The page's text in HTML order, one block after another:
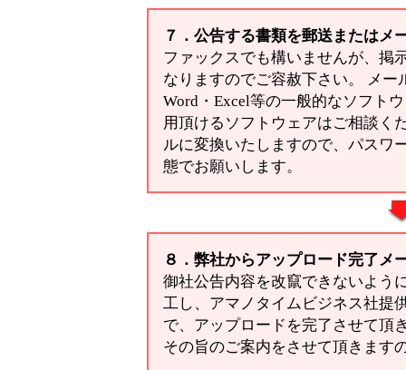
７．公告する書類を郵送またはメ
ファックスでも構いませんが、掲
なりますのでご容赦下さい。 メ
Word・Excel等の一般的なソフト
用頂けるソフトウェアはご相談く
ルに変換いたしますので、パスワ
態でお願いします。
８．弊社からアップロード完了メ
御社公告内容を改竄できないよう
工し、アマノタイムビジネス社提
で、アップロードを完了させて頂
その旨のご案内をさせて頂きます